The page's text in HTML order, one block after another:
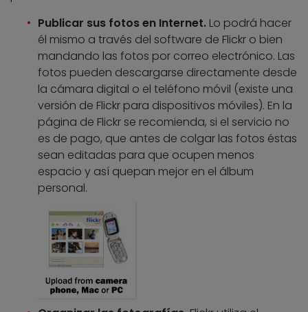
Publicar sus fotos en Internet. Lo podrá hacer
él mismo a través del software de Flickr o bien
mandando las fotos por correo electrónico. Las
fotos pueden descargarse directamente desde
la cámara digital o el teléfono móvil (existe una
versión de Flickr para dispositivos móviles). En la
página de Flickr se recomienda, si el servicio no
es de pago, que antes de colgar las fotos éstas
sean editadas para que ocupen menos
espacio y así quepan mejor en el álbum
personal.